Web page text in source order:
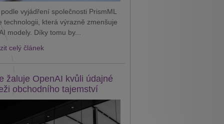
vyjádření společnosti PrismML
technologii, která výrazně zmenšuje
modely. Díky tomu by...
celý článek
žaluje OpenAI kvůli údajné
obchodního tajemství